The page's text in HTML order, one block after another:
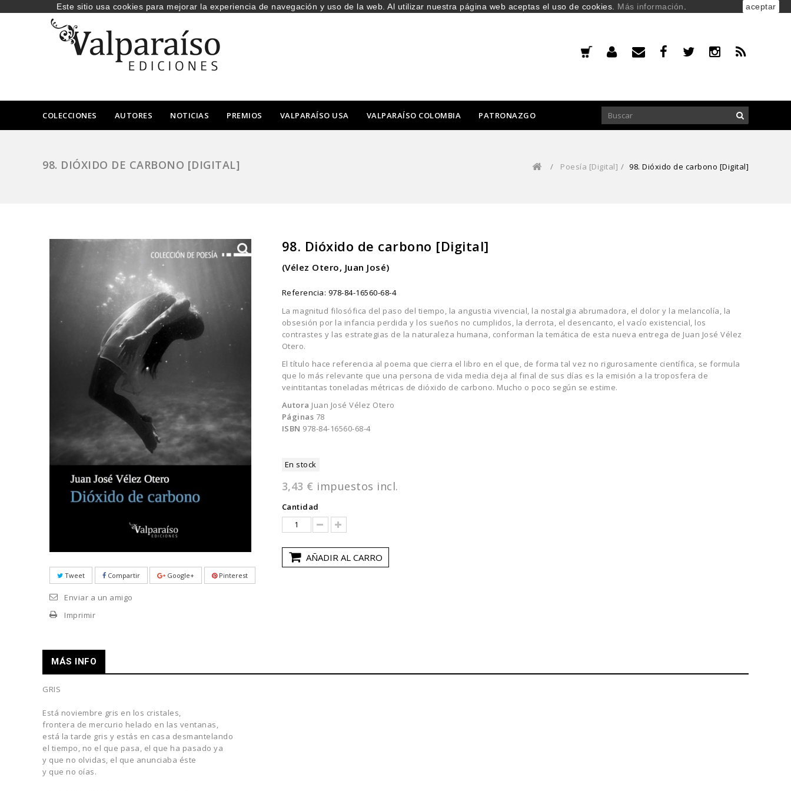
COLECCIONES AUTORES NOTICIAS PREMIOS VALPARAÍSO USA VALPARAÍSO COLOMBIA PATRONAZGO
98. DIÓXIDO DE CARBONO [DIGITAL] / Poesía [Digital] / 98. Dióxido de carbono [Digital]
Tweet Compartir Google+ Pinterest
Enviar a un amigo
Imprimir
98. Dióxido de carbono [Digital]
(Vélez Otero, Juan José)
Referencia: 978-84-16560-68-4
La magnitud filosófica del paso del tiempo, la angustia vivencial, la nostalgia abrumadora, el dolor y la melancolía, la
obsesión por la infancia perdida y los sueños no cumplidos, la derrota, el desencanto, el vacío existencial, los
contrastes y las estrategias de la naturaleza humana, conforman la temática de esta nueva entrega de Juan José Vélez
Otero.
El título hace referencia al poema que cierra el libro en el que, de forma tal vez no rigurosamente científica, se formula
que lo más relevante que una persona de vida media deja al final de sus días es la emisión a la troposfera de
veintitantas toneladas métricas de dióxido de carbono. Mucho o poco según se estime.
Autora Juan José Vélez Otero
Páginas 78
ISBN 978-84-16560-68-4
En stock
3,43 € impuestos incl.
Cantidad
AÑADIR AL CARRO
MÁS INFO
GRIS
Está noviembre gris en los cristales,
frontera de mercurio helado en las ventanas,
está la tarde gris y estás en casa desmantelando
el tiempo, no el que pasa, el que ha pasado ya
y que no olvidas, el que anunciaba éste
y que no oías.
Este sitio usa cookies para mejorar la experiencia de navegación y uso de la web. Al utilizar nuestra página web aceptas el uso de cookies. Más información aceptar